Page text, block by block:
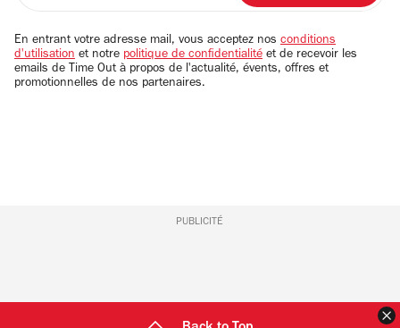
email
En entrant votre adresse mail, vous acceptez nos conditions
d'utilisation et notre politique de confidentialité et de recevoir les
emails de Time Out à propos de l'actualité, évents, offres et
promotionnelles de nos partenaires.
PUBLICITÉ